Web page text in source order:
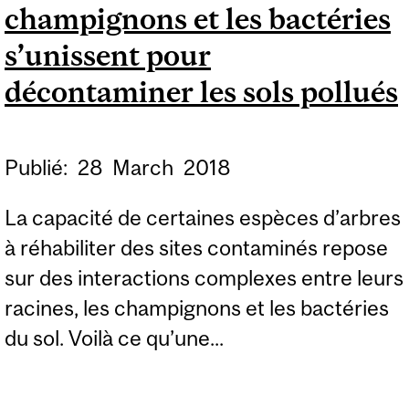
DE LEURS
POPULATIONS
champignons et les bactéries
s’unissent pour
décontaminer les sols pollués
Publié: 28 March 2018
La capacité de certaines espèces d’arbres
à réhabiliter des sites contaminés repose
sur des interactions complexes entre leurs
racines, les champignons et les bactéries
du sol. Voilà ce qu’une...